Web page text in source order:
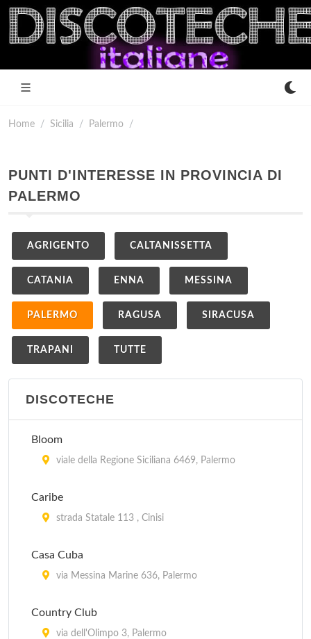
Home Sicilia Palermo
PUNTI D'INTERESSE IN PROVINCIA DI
PALERMO
AGRIGENTO CALTANISSETTA
CATANIA ENNA MESSINA
PALERMO RAGUSA SIRACUSA
TRAPANI TUTTE
DISCOTECHE
Bloom
viale della Regione Siciliana 6469, Palermo
Caribe
strada Statale 113 , Cinisi
Casa Cuba
via Messina Marine 636, Palermo
Country Club
via dell'Olimpo 3, Palermo